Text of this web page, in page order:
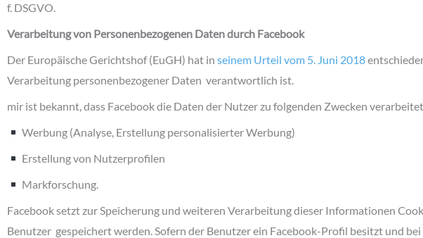
f. DSGVO.
Verarbeitung von Personenbezogenen Daten durch Facebook
Der Europäische Gerichtshof (EuGH) hat in seinem Urteil vom 5. Juni 2018
Verarbeitung personenbezogener Daten verantwortlich ist.
mir ist bekannt, dass Facebook die Daten der Nutzer zu folgenden Zwecken
Werbung (Analyse, Erstellung personalisierter Werbung)
Erstellung von Nutzerprofilen
Markforschung.
Facebook setzt zur Speicherung und weiteren Verarbeitung dieser Informationen
Benutzer gespeichert werden. Sofern der Benutzer ein Facebook-Profil besitzt und